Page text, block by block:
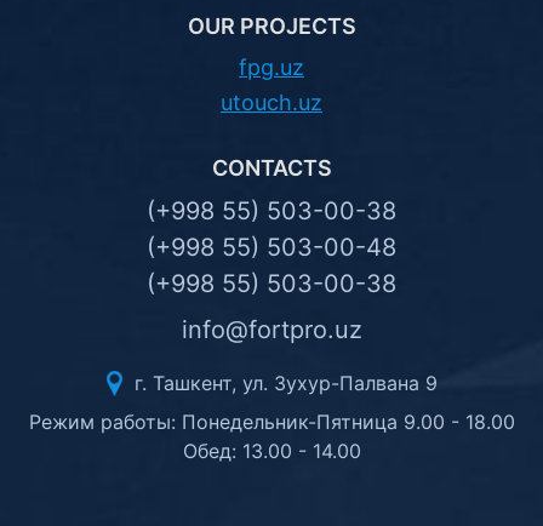
OUR PROJECTS
fpg.uz
utouch.uz
CONTACTS
(+998 55) 503-00-38
(+998 55) 503-00-48
(+998 55) 503-00-38
info@fortpro.uz
г. Ташкент, ул. Зухур-Палвана 9
Режим работы: Понедельник-Пятница 9.00 - 18.00
Обед: 13.00 - 14.00